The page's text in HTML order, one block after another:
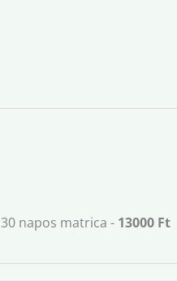
30 napos matrica - 13000 Ft